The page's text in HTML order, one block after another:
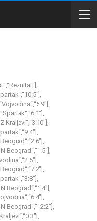
Kraljevi“,“3:10″],
Beograd“,“1:5″],
Beograd“,“1:4″],
Beograd“,“12:2″],